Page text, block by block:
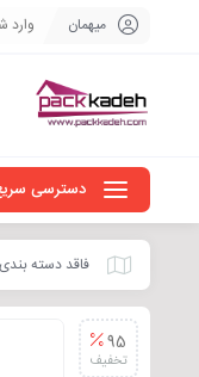
میهمان وارد
دسترسی
فاقد دسته بندی
95
تخفیف